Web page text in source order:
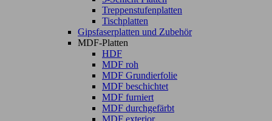
Treppenstufenplatten
Tischplatten
Gipsfaserplatten und Zubehör
MDF-Platten
HDF
MDF roh
MDF Grundierfolie
MDF beschichtet
MDF furniert
MDF durchgefärbt